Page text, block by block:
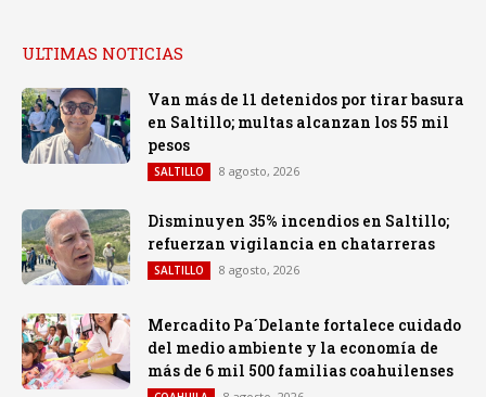
ULTIMAS NOTICIAS
Van más de 11 detenidos por tirar basura
en Saltillo; multas alcanzan los 55 mil
pesos
SALTILLO 8 agosto, 2026
Disminuyen 35% incendios en Saltillo;
refuerzan vigilancia en chatarreras
SALTILLO 8 agosto, 2026
Mercadito Pa´Delante fortalece cuidado
del medio ambiente y la economía de
más de 6 mil 500 familias coahuilenses